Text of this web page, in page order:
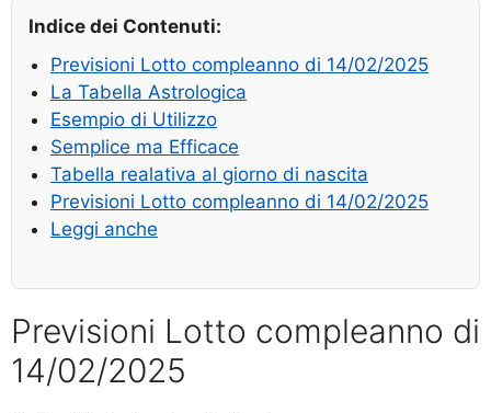
Indice dei Contenuti:
Previsioni Lotto compleanno di 14/02/2025
La Tabella Astrologica
Esempio di Utilizzo
Semplice ma Efficace
Tabella realativa al giorno di nascita
Previsioni Lotto compleanno di 14/02/2025
Leggi anche
Previsioni Lotto compleanno di
14/02/2025